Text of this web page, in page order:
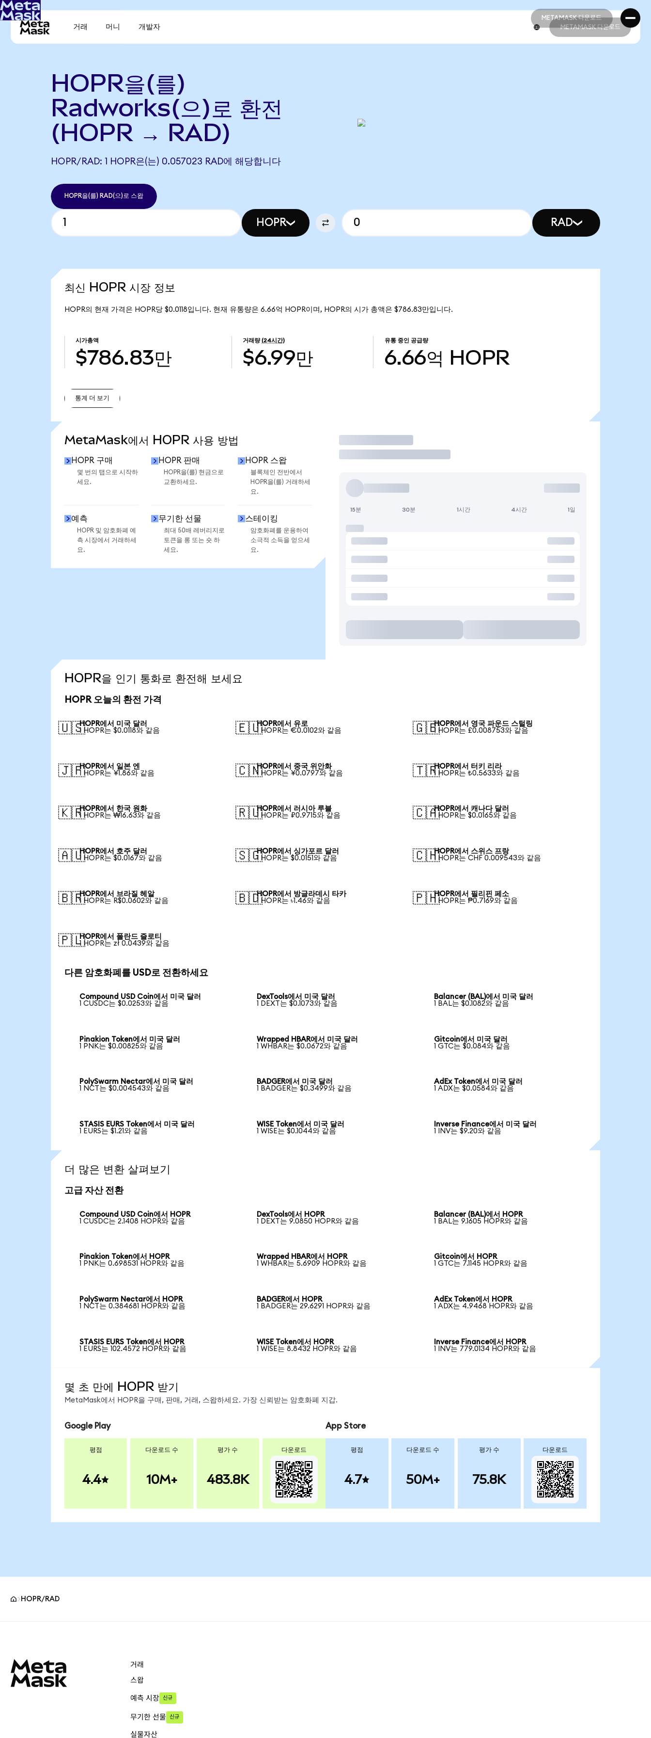
METAMASK 다운로드
METAMASK 다운로드
거래 머니 개발자 METAMASK 다운로드
HOPR을(를)
Radworks(으)로 환전
(HOPR → RAD)
HOPR/RAD: 1 HOPR은(는) 0.057023 RAD에 해당합니다
HOPR을(를) RAD(으)로 스왑
HOPR RAD
최신 HOPR 시장 정보
HOPR의 현재 가격은 HOPR당 $0.0118입니다. 현재 유통량은 6.66억 HOPR이며, HOPR의 시가 총액은 $786.83만입니다.
시가총액
$786.83만
거래량 (24시간)
$6.99만
유통 중인 공급량
6.66억 HOPR
통계 더 보기
MetaMask에서 HOPR 사용 방법
HOPR 구매
몇 번의 탭으로 시작하
세요.
HOPR 판매
HOPR을(를) 현금으로
교환하세요.
HOPR 스왑
블록체인 전반에서
HOPR을(를) 거래하세
요.
예측
HOPR 및 암호화폐 예
측 시장에서 거래하세
요.
무기한 선물
최대 50배 레버리지로
토큰을 롱 또는 숏 하
세요.
스테이킹
암호화폐를 운용하여
소극적 소득을 얻으세
요.
거래
15분 30분 1시간 4시간 1일
HOPR을 인기 통화로 환전해 보세요
HOPR 오늘의 환전 가격
🇺🇸HOPR에서 미국 달러
1 HOPR는 $0.0118와 같음
🇪🇺HOPR에서 유로
1 HOPR는 €0.0102와 같음
🇬🇧HOPR에서 영국 파운드 스털링
1 HOPR는 £0.008753와 같음
🇯🇵HOPR에서 일본 엔
1 HOPR는 ¥1.86와 같음
🇨🇳HOPR에서 중국 위안화
1 HOPR는 ¥0.0797와 같음
🇹🇷HOPR에서 터키 리라
1 HOPR는 ₺0.5633와 같음
🇰🇷HOPR에서 한국 원화
1 HOPR는 ₩16.63와 같음
🇷🇺HOPR에서 러시아 루블
1 HOPR는 ₽0.9715와 같음
🇨🇦HOPR에서 캐나다 달러
1 HOPR는 $0.0165와 같음
🇦🇺HOPR에서 호주 달러
1 HOPR는 $0.0167와 같음
🇸🇬HOPR에서 싱가포르 달러
1 HOPR는 $0.0151와 같음
🇨🇭HOPR에서 스위스 프랑
1 HOPR는 CHF 0.009543와 같음
🇧🇷HOPR에서 브라질 헤알
1 HOPR는 R$0.0602와 같음
🇧🇩HOPR에서 방글라데시 타카
1 HOPR는 ৳1.46와 같음
🇵🇭HOPR에서 필리핀 페소
1 HOPR는 ₱0.7169와 같음
🇵🇱HOPR에서 폴란드 즐로티
1 HOPR는 zł 0.0439와 같음
다른 암호화폐를 USD로 전환하세요
Compound USD Coin에서 미국 달러
1 CUSDC는 $0.0253와 같음
DexTools에서 미국 달러
1 DEXT는 $0.1073와 같음
Balancer (BAL)에서 미국 달러
1 BAL는 $0.1082와 같음
Pinakion Token에서 미국 달러
1 PNK는 $0.00825와 같음
Wrapped HBAR에서 미국 달러
1 WHBAR는 $0.0672와 같음
Gitcoin에서 미국 달러
1 GTC는 $0.084와 같음
PolySwarm Nectar에서 미국 달러
1 NCT는 $0.004543와 같음
BADGER에서 미국 달러
1 BADGER는 $0.3499와 같음
AdEx Token에서 미국 달러
1 ADX는 $0.0584와 같음
STASIS EURS Token에서 미국 달러
1 EURS는 $1.21와 같음
WISE Token에서 미국 달러
1 WISE는 $0.1044와 같음
Inverse Finance에서 미국 달러
1 INV는 $9.20와 같음
더 많은 변환 살펴보기
고급 자산 전환
Compound USD Coin에서 HOPR
1 CUSDC는 2.1408 HOPR와 같음
DexTools에서 HOPR
1 DEXT는 9.0850 HOPR와 같음
Balancer (BAL)에서 HOPR
1 BAL는 9.1605 HOPR와 같음
Pinakion Token에서 HOPR
1 PNK는 0.698531 HOPR와 같음
Wrapped HBAR에서 HOPR
1 WHBAR는 5.6909 HOPR와 같음
Gitcoin에서 HOPR
1 GTC는 7.1145 HOPR와 같음
PolySwarm Nectar에서 HOPR
1 NCT는 0.384681 HOPR와 같음
BADGER에서 HOPR
1 BADGER는 29.6291 HOPR와 같음
AdEx Token에서 HOPR
1 ADX는 4.9468 HOPR와 같음
STASIS EURS Token에서 HOPR
1 EURS는 102.4572 HOPR와 같음
WISE Token에서 HOPR
1 WISE는 8.8432 HOPR와 같음
Inverse Finance에서 HOPR
1 INV는 779.0134 HOPR와 같음
몇 초 만에 HOPR 받기
MetaMask에서 HOPR을 구매, 판매, 거래, 스왑하세요. 가장 신뢰받는 암호화폐 지갑.
Google Play
평점
4.4
다운로드 수
10M+
평가 수
483.8K
다운로드
App Store
평점
4.7
다운로드 수
50M+
평가 수
75.8K
다운로드
HOPR/RAD
거래
스왑
예측 시장 신규
무기한 선물 신규
실물자산